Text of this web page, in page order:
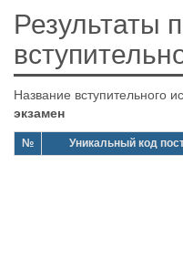
Результаты
Название вступительного
экзамен
№ Уникальный код